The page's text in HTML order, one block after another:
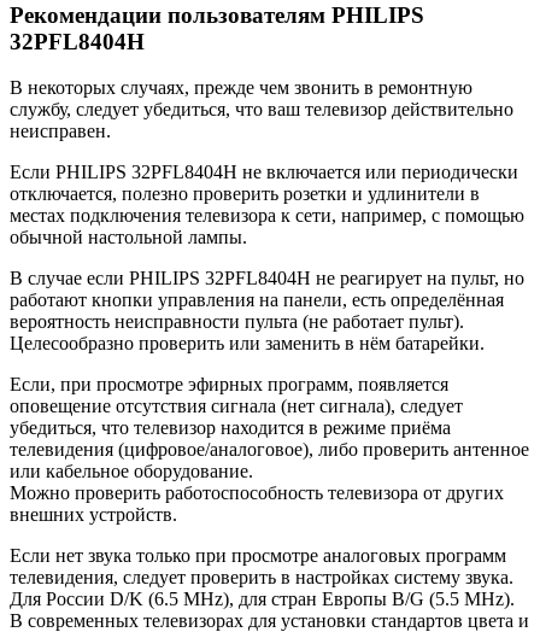
Рекомендации пользователям PHILIPS
32PFL8404H
В некоторых случаях, прежде чем звонить в ремонтную
службу, следует убедиться, что ваш телевизор действительно
неисправен.
Если PHILIPS 32PFL8404H не включается или периодически
отключается, полезно проверить розетки и удлинители в
местах подключения телевизора к сети, например, с помощью
обычной настольной лампы.
В случае если PHILIPS 32PFL8404H не реагирует на пульт, но
работают кнопки управления на панели, есть определённая
вероятность неисправности пульта (не работает пульт).
Целесообразно проверить или заменить в нём батарейки.
Если, при просмотре эфирных программ, появляется
оповещение отсутствия сигнала (нет сигнала), следует
убедиться, что телевизор находится в режиме приёма
телевидения (цифровое/аналоговое), либо проверить антенное
или кабельное оборудование.
Можно проверить работоспособность телевизора от других
внешних устройств.
Если нет звука только при просмотре аналоговых программ
телевидения, следует проверить в настройках систему звука.
Для России D/K (6.5 MHz), для стран Европы B/G (5.5 MHz).
В современных телевизорах для установки стандартов цвета и